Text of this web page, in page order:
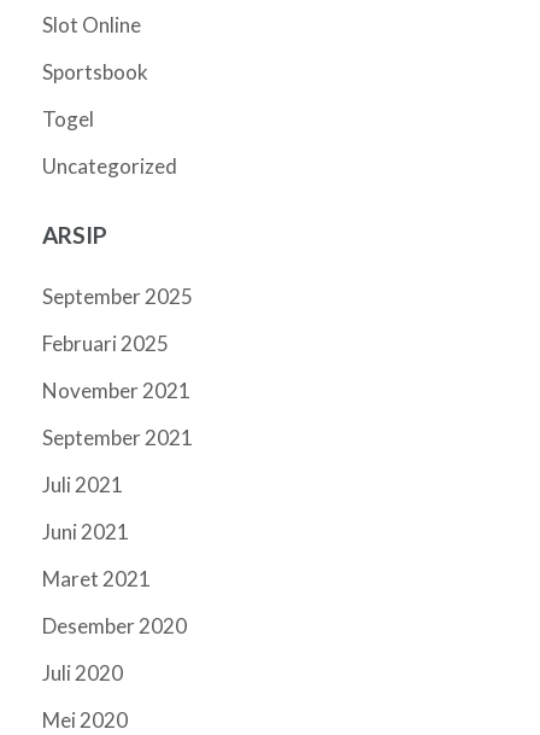
Slot Online
Sportsbook
Togel
Uncategorized
ARSIP
September 2025
Februari 2025
November 2021
September 2021
Juli 2021
Juni 2021
Maret 2021
Desember 2020
Juli 2020
Mei 2020